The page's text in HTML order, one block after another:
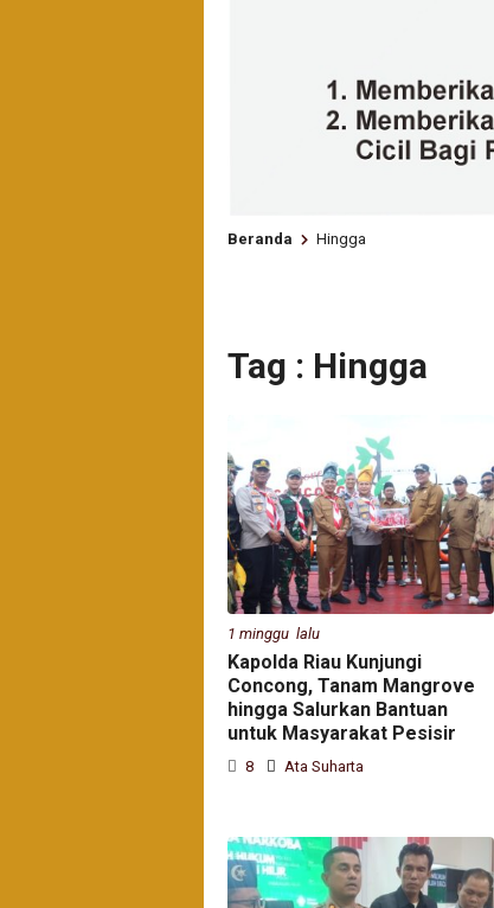
Beranda Hingga
Tag : Hingga
1 minggu lalu
Kapolda Riau Kunjungi
Concong, Tanam Mangrove
hingga Salurkan Bantuan
untuk Masyarakat Pesisir
8 Ata Suharta